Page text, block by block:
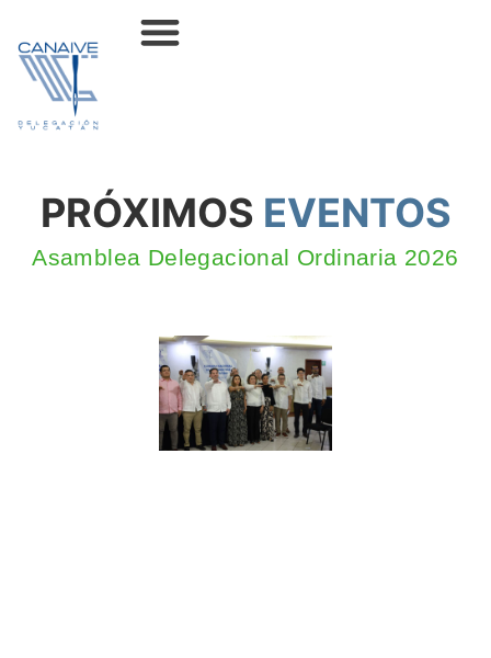
PRÓXIMOS EVENTOS
Asamblea Delegacional Ordinaria 2026